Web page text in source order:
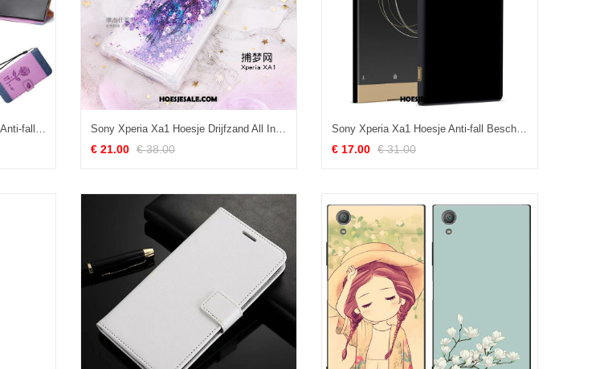
Sony Xperia Xa1 Hoesje Purper Anti-fall Hoes Mobiele Telefoon Leren Etui Korting Sony Xperia Xa1 Hoesje Drijfzand All Inclusive Doorzichtig Purper Zacht Korting
€ 21.00 € 38.00
Sony Xperia Xa1 Hoesje Anti-fall Bescherming Zwart Mobiele Telefoon Goedkoop
€ 17.00 € 31.00